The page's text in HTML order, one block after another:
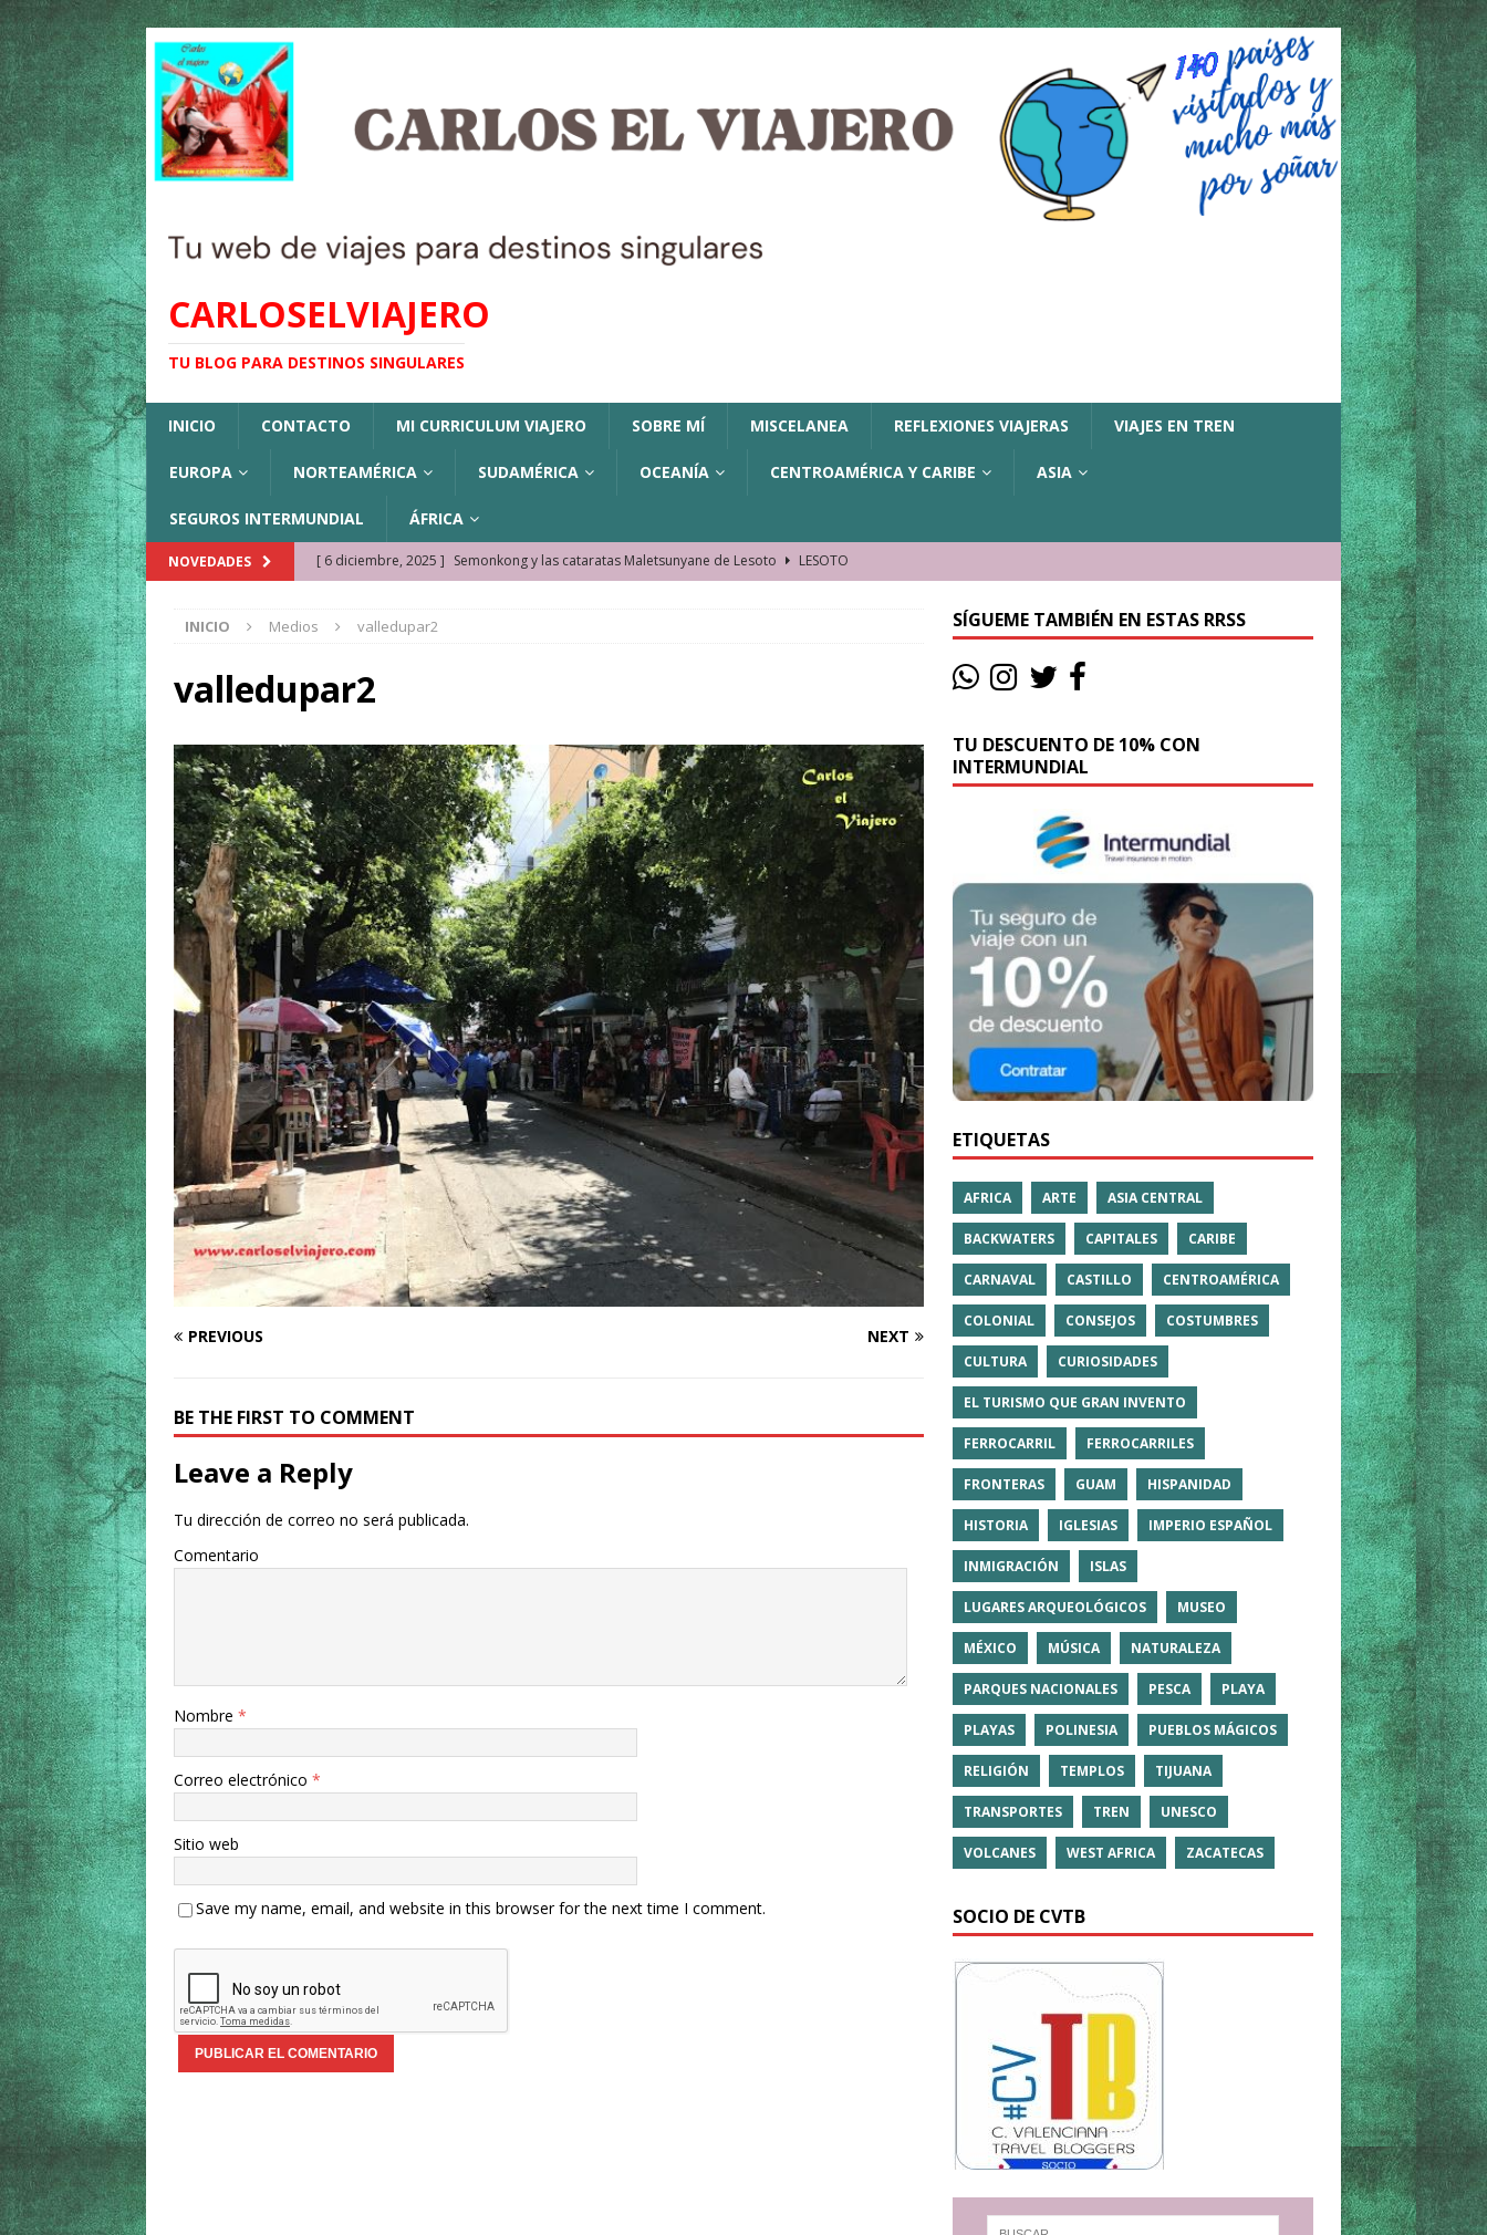
CARLOSELVIAJERO
TU BLOG PARA DESTINOS SINGULARES
INICIO CONTACTO MI CURRICULUM VIAJERO SOBRE MÍ MISCELANEA REFLEXIONES VIAJERAS VIAJES EN TREN
EUROPA NORTEAMÉRICA SUDAMÉRICA OCEANÍA CENTROAMÉRICA Y CARIBE ASIA
SEGUROS INTERMUNDIAL ÁFRICA
NOVEDADES [ 6 diciembre, 2025 ] Semonkong y las cataratas Maletsunyane de Lesoto
LESOTO
KAZAJISTÁN
[ 22 noviembre, 2025 ]
[ 9 octubre, 2025 ] JAMAICA. La historia de la misteriosa avioneta de la playa
JAMAICA
[ 27 septiembre, 2025 ] Cómo moverse en Seychelles de manera sostenible
SEYCHELLES
[ 3 agosto, 2025 ] Qué ver en Manama. La capital de Baréin
BARÉIN
[ 15 marzo, 2026 ] Ela Nguema. El barrio más castizo de Malabo GUINEA ECUATORIAL
INICIO Medios valledupar2
valledupar2
PREVIOUS NEXT
BE THE FIRST TO COMMENT
Leave a Reply
Tu dirección de correo no será publicada.
Comentario
Nombre *
Correo electrónico *
Sitio web
Save my name, email, and website in this browser for the next time I comment.
SÍGUEME TAMBIÉN EN ESTAS RRSS
TU DESCUENTO DE 10% CON
INTERMUNDIAL
ETIQUETAS
AFRICA ARTE ASIA CENTRAL
BACKWATERS CAPITALES CARIBE
CARNAVAL CASTILLO CENTROAMÉRICA
COLONIAL CONSEJOS COSTUMBRES
CULTURA CURIOSIDADES
EL TURISMO QUE GRAN INVENTO
FERROCARRIL FERROCARRILES
FRONTERAS GUAM HISPANIDAD
HISTORIA IGLESIAS IMPERIO ESPAÑOL
INMIGRACIÓN ISLAS
LUGARES ARQUEOLÓGICOS MUSEO
MÉXICO MÚSICA NATURALEZA
PARQUES NACIONALES PESCA PLAYA
PLAYAS POLINESIA PUEBLOS MÁGICOS
RELIGIÓN TEMPLOS TIJUANA
TRANSPORTES TREN UNESCO
VOLCANES WEST AFRICA ZACATECAS
SOCIO DE CVTB